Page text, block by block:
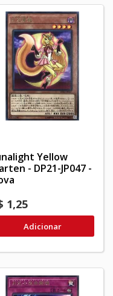
Yellow
- DP21-JP047 -
1,25
Adicionar